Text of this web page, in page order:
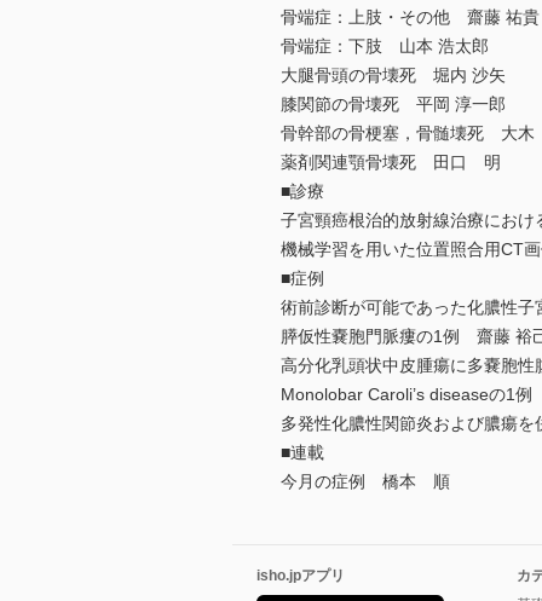
骨端症：上肢・その他 齋藤 祐貴
骨端症：下肢 山本 浩太郎
大腿骨頭の骨壊死 堀内 沙矢
膝関節の骨壊死 平岡 淳一郎
骨幹部の骨梗塞，骨髄壊死 大
薬剤関連顎骨壊死 田口 明
■診療
子宮頸癌根治的放射線治療にお
機械学習を用いた位置照合用CT
■症例
術前診断が可能であった化膿性
膵仮性嚢胞門脈瘻の1例 齋藤 裕
高分化乳頭状中皮腫瘍に多嚢胞
Monolobar Caroli’s diseaseの1
多発性化膿性関節炎および膿瘍
■連載
今月の症例 橋本 順
isho.jpアプリ
カ